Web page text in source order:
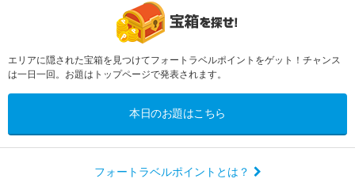
エリアに隠された宝箱を見つけてフォートラベルポイントをゲット！チャンス
は一日一回。お題はトップページで発表されます。
本日のお題はこちら
フォートラベルポイントとは？